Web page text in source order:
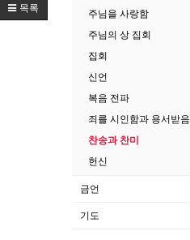
목록
주님을 사랑함
주님의 상 집회
집회
신언
복음 전파
죄를 시인함과 용서받음
찬송과 찬미
헌신
금언
기도